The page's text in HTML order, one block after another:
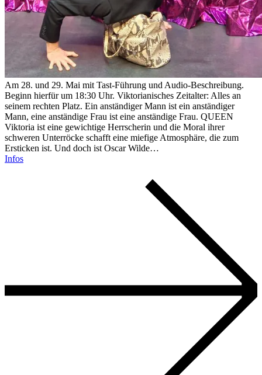
Am 28. und 29. Mai mit Tast-Führung und Audio-Beschreibung.
Beginn hierfür um 18:30 Uhr. Viktorianisches Zeitalter: Alles an
seinem rechten Platz. Ein anständiger Mann ist ein anständiger
Mann, eine anständige Frau ist eine anständige Frau. QUEEN
Viktoria ist eine gewichtige Herrscherin und die Moral ihrer
schweren Unterröcke schafft eine miefige Atmosphäre, die zum
Ersticken ist. Und doch ist Oscar Wilde…
Infos